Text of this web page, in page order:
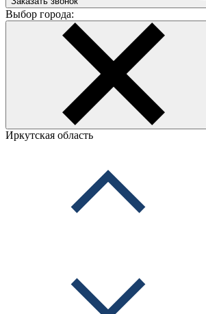
Выбор города:
Иркутская область